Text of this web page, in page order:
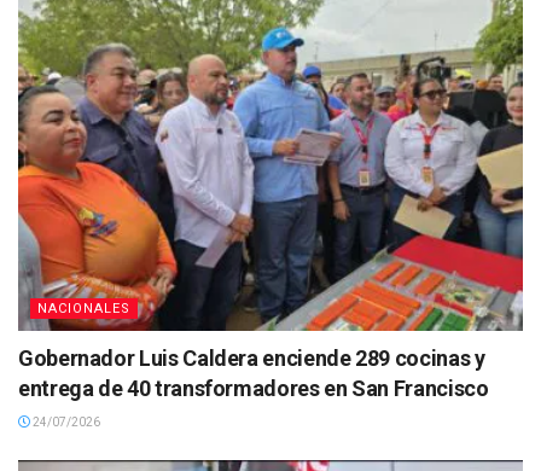
NACIONALES
Gobernador Luis Caldera enciende 289 cocinas y
entrega de 40 transformadores en San Francisco
24/07/2026